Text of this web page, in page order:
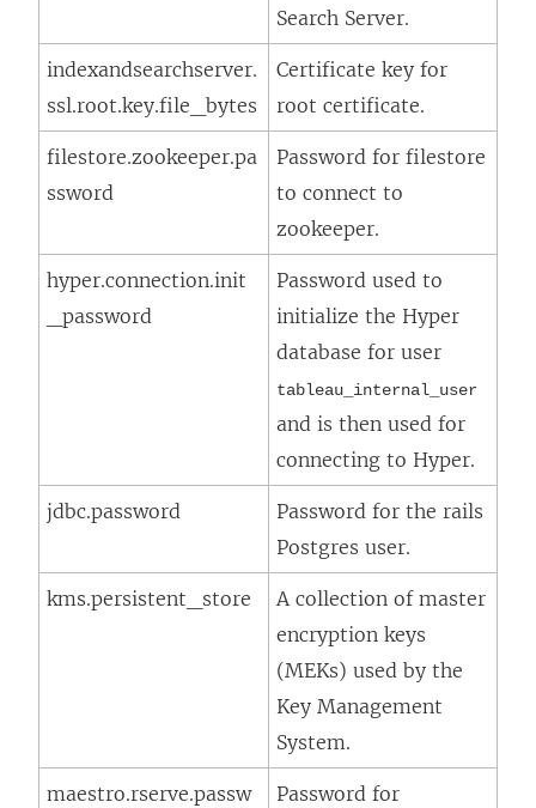
Search Server.
indexandsearchserver.
ssl.root.key.file_bytes
Certificate key for
root certificate.
filestore.zookeeper.pa
ssword
Password for filestore
to connect to
zookeeper.
hyper.connection.init
_password
Password used to
initialize the Hyper
database for user
tableau_internal_user
and is then used for
connecting to Hyper.
jdbc.password
Password for the rails
Postgres user.
kms.persistent_store
A collection of master
encryption keys
(MEKs) used by the
Key Management
System.
maestro.rserve.passw
Password for